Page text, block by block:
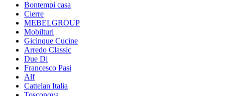
Bontempi casa
Cierre
MEBELGROUP
Mobilturi
Gicinque Cucine
Arredo Classic
Due Di
Francesco Pasi
Alf
Cattelan Italia